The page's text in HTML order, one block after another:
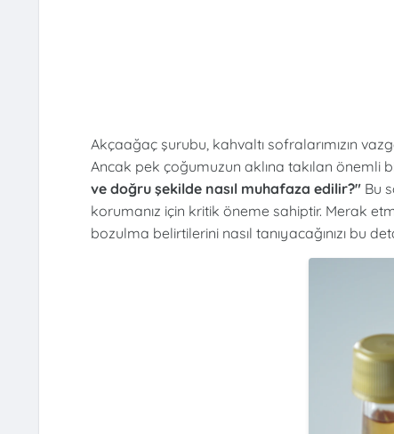
Akçaağaç şurubu, kahvaltı sofralarımızın
Ancak pek çoğumuzun aklına takılan önemli
ve doğru şekilde nasıl muhafaza edilir?"Bu
korumanız için kritik öneme sahiptir. Merak
bozulma belirtilerini nasıl tanıyacağınızı bu